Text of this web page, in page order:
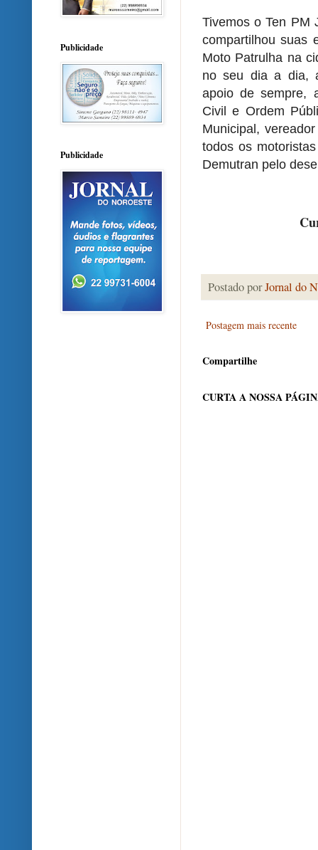
Tivemos o Ten PM
compartilhou suas
Moto Patrulha na
no seu dia a dia,
apoio de sempre,
Civil e Ordem
Municipal,
todos os
Demutran pelo
Postado porJornal do
Postagem mais recente
Compartilhe
CURTA A NOSSA
Publicidade
Publicidade